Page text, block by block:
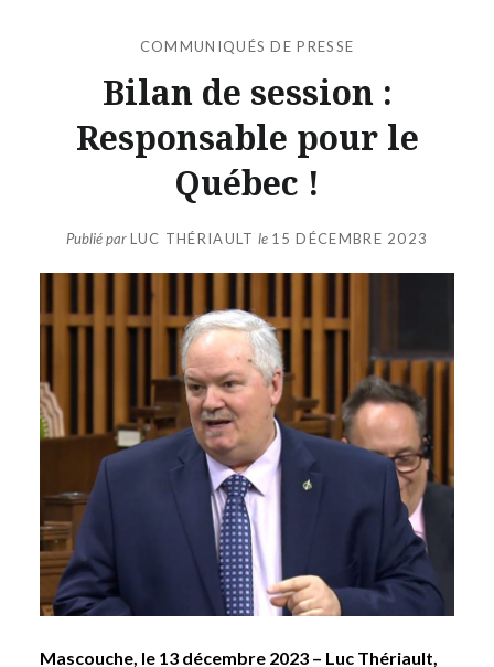
COMMUNIQUÉS DE PRESSE
Bilan de session :
Responsable pour le
Québec !
Publié parLUC THÉRIAULT le 15 DÉCEMBRE 2023
Mascouche, le 13 décembre 2023 – Luc Thériault,